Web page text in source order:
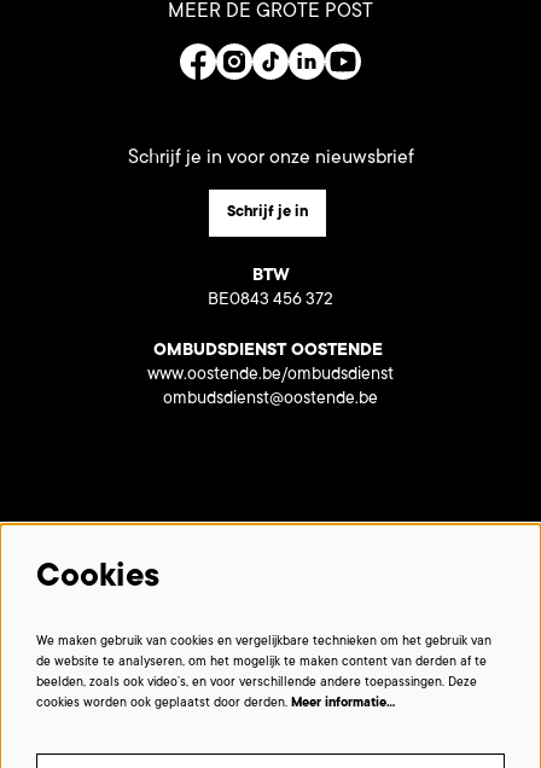
MEER DE GROTE POST
Schrijf je in voor onze nieuwsbrief
Schrijf je in
BTW
BE0843 456 372
OMBUDSDIENST OOSTENDE
www.oostende.be/ombudsdienst
ombudsdienst@oostende.be
Cookies
We maken gebruik van cookies en vergelijkbare technieken om het gebruik van
de website te analyseren, om het mogelijk te maken content van derden af te
beelden, zoals ook video’s, en voor verschillende andere toepassingen. Deze
cookies worden ook geplaatst door derden. Meer informatie…